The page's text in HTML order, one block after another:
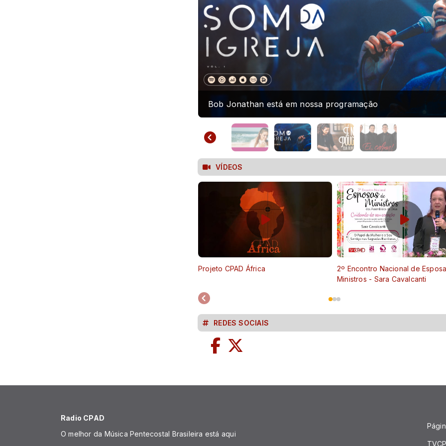
Bob Jonathan está em nossa programação
VÍDEOS
Projeto CPAD África
2º Encontro Nacional de
Ministros - Sara Cavalcanti
REDES SOCIAIS
Radio CPAD
O melhor da Música Pentecostal Brasileira está aqui